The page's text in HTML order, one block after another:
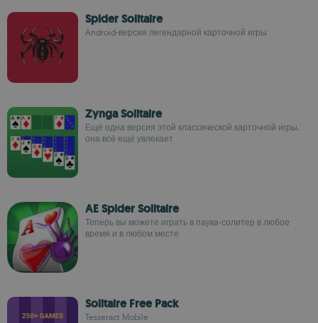
Spider Solitaire
Android-версия легендарной карточной игры
Zynga Solitaire
Ещё одна версия этой классической карточной игры,
она всё ещё увлекает
AE Spider Solitaire
Теперь вы можете играть в паука-солитер в любое
время и в любом месте
Solitaire Free Pack
Tesseract Mobile